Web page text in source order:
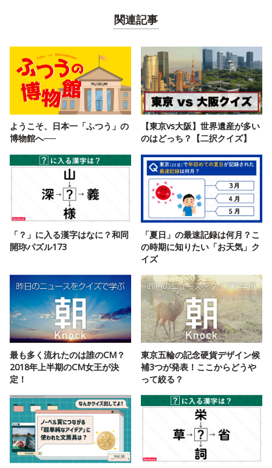
関連記事
ようこそ、日本一「ふつう」の
博物館へ──
【東京vs大阪】世界遺産が多い
のはどっち？【二択クイズ】
「？」に入る漢字はなに？和同
開珎パズル173
「夏日」の最速記録は何月？こ
の時期に知りたい「お天気」ク
イズ
最も多く流れたのは誰のCM？
2018年上半期のCM女王が決
定！
東京五輪の記念硬貨デザイン候
補3つが発表！ここからどうや
って絞る？